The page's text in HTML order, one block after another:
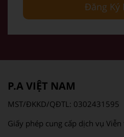
Đăng Ký
P.A VIỆT NAM
MST/ĐKKD/QĐTL: 0302431595
Giấy phép cung cấp dịch vụ